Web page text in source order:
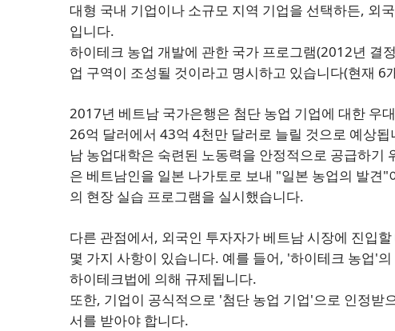
대형 국내 기업이나 소규모 지역 기업을 선택하든, 외
입니다.
하이테크 농업 개발에 관한 국가 프로그램(2012년 결
업 구역이 조성될 것이라고 명시하고 있습니다(현재 6
2017년 베트남 국가은행은 첨단 농업 기업에 대한 우
26억 달러에서 43억 4천만 달러로 늘릴 것으로 예상됩
남 농업대학은 숙련된 노동력을 안정적으로 공급하기
은 베트남인을 일본 나가토로 보내 "일본 농업의 발견"
의 현장 실습 프로그램을 실시했습니다.
다른 관점에서, 외국인 투자자가 베트남 시장에 진입
몇 가지 사항이 있습니다. 예를 들어, '하이테크 농업'
하이테크법에 의해 규제됩니다.
또한, 기업이 공식적으로 '첨단 농업 기업'으로 인정받
서를 받아야 합니다.